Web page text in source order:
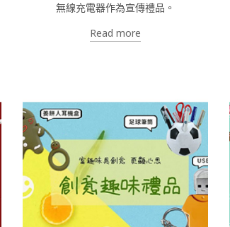
無線充電器作為宣傳禮品。
Read more